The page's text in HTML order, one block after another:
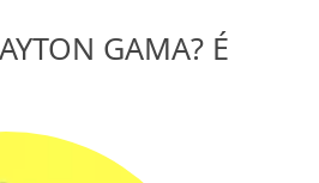
GAMA? É